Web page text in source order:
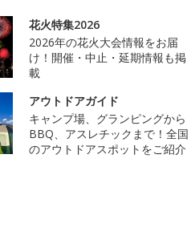
花火特集2026
2026年の花火大会情報をお届
け！開催・中止・延期情報も掲
載
アウトドアガイド
キャンプ場、グランピングから
BBQ、アスレチックまで！全国
のアウトドアスポットをご紹介